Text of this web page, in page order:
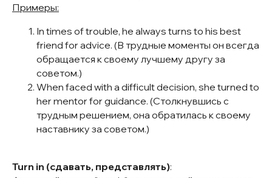
Примеры:
In times of trouble, he always turns to his best
friend for advice. (В трудные моменты он всегда
обращается к своему лучшему другу за
советом.)
When faced with a difficult decision, she turned to
her mentor for guidance. (Столкнувшись с
трудным решением, она обратилась к своему
наставнику за советом.)
Turn in (сдавать, представлять):